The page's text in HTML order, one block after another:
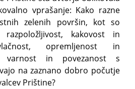
vprašanje: Kako razne
zelenih površin, kot so
kakovost in
opremljenost in
varnost in povezanost s
na zaznano dobro počutje
Prištine?